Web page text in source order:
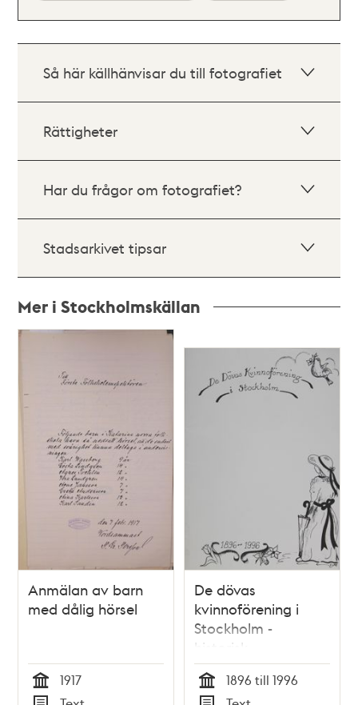
Så här källhänvisar du till fotografiet
Rättigheter
Har du frågor om fotografiet?
Stadsarkivet tipsar
Mer i Stockholmskällan
Relaterade
teman
Anmälan av barn
med dålig hörsel
Tid
1917
De dövas
kvinnoförening i
Stockholm -
historisk
sammanställning till
100 års jubileum
Tid
1896 till 1996